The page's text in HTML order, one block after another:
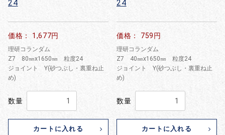
24
価格： 1,677円
理研コランダム
Z7 80㎜x1650㎜ 粒度24
ジョイント Y(砂つぶし・裏重ね止
め)
数量
カートに入れる
24
価格： 759円
理研コランダム
Z7 40㎜x1650㎜ 粒度24
ジョイント Y(砂つぶし・裏重ね止
め)
数量
カートに入れる